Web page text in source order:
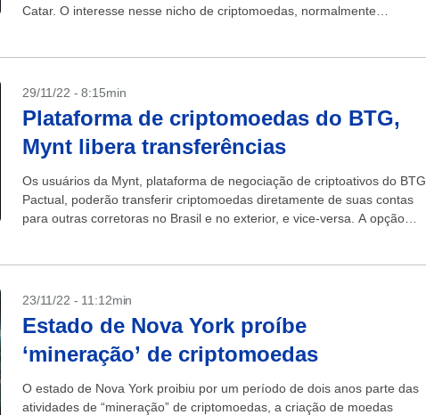
Catar. O interesse nesse nicho de criptomoedas, normalmente
29/11/22 - 8:15min
Plataforma de criptomoedas do BTG,
Mynt libera transferências
Os usuários da Mynt, plataforma de negociação de criptoativos do BTG
Pactual, poderão transferir criptomoedas diretamente de suas contas
para outras corretoras no Brasil e no exterior, e vice-versa. A opção
23/11/22 - 11:12min
Estado de Nova York proíbe
‘mineração’ de criptomoedas
O estado de Nova York proibiu por um período de dois anos parte das
atividades de “mineração” de criptomoedas, a criação de moedas